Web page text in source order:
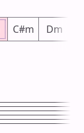
C#m Dm